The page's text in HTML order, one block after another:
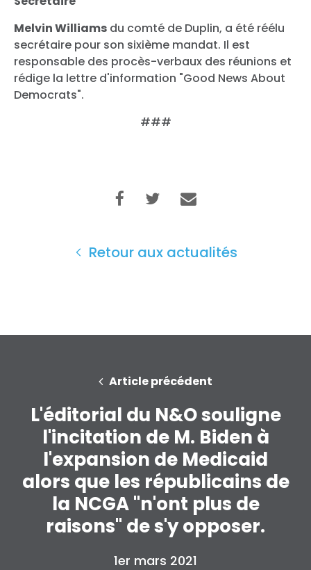
Presse
Votre fête
Action
Vote
Melvin Williams du comté de Duplin, a été réélu
secrétaire pour son sixième mandat. Il est
responsable des procès-verbaux des réunions et
rédige la lettre d'information "Good News About
Democrats".
###
Retour aux actualités
Article précédent
L'éditorial du N&O souligne
l'incitation de M. Biden à
l'expansion de Medicaid
alors que les républicains de
la NCGA "n'ont plus de
raisons" de s'y opposer.
1er mars 2021